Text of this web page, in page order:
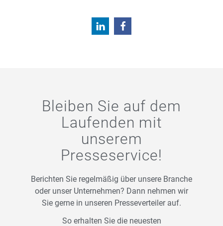
Bleiben Sie auf dem
Laufenden mit
unserem
Presseservice!
Berichten Sie regelmäßig über unsere Branche
oder unser Unternehmen? Dann nehmen wir
Sie gerne in unseren Presseverteiler auf.
So erhalten Sie die neuesten